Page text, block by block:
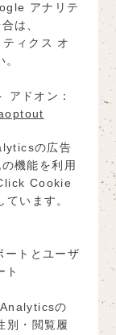
アナリテ
は、
ィクス オ
ドオン：
の広告
機能を利用
Cookie
います。
トとユーザ
ト
の
別・閲覧履